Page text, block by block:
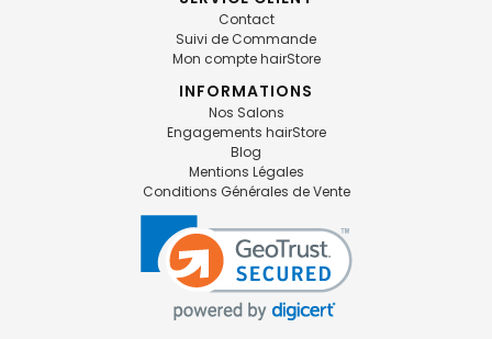
Contact
Suivi de Commande
Mon compte hairStore
INFORMATIONS
Nos Salons
Engagements hairStore
Blog
Mentions Légales
Conditions Générales de Vente